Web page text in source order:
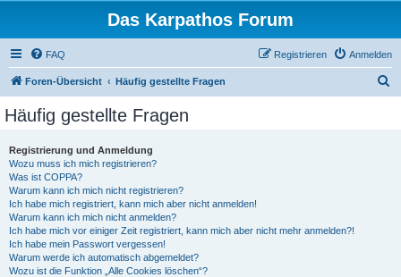
Das Karpathos Forum
FAQ Anmelden
Registrieren
Foren-Übersicht Häufig gestellte Fragen
Häufig gestellte Fragen
Registrierung und Anmeldung
Wozu muss ich mich registrieren?
Was ist COPPA?
Warum kann ich mich nicht registrieren?
Ich habe mich registriert, kann mich aber nicht anmelden!
Warum kann ich mich nicht anmelden?
Ich habe mich vor einiger Zeit registriert, kann mich aber nicht mehr anmelden?!
Ich habe mein Passwort vergessen!
Warum werde ich automatisch abgemeldet?
Wozu ist die Funktion „Alle Cookies löschen“?